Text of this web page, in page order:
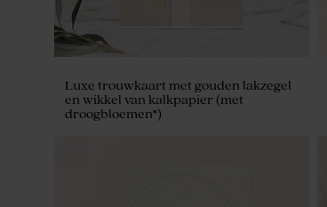
Luxe trouwkaart met gouden lakzegel
en wikkel van kalkpapier (met
droogbloemen*)